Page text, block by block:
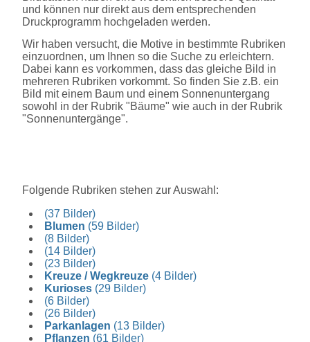
und können nur direkt aus dem entsprechenden
Druckprogramm hochgeladen werden.
Wir haben versucht, die Motive in bestimmte Rubriken
einzuordnen, um Ihnen so die Suche zu erleichtern.
Dabei kann es vorkommen, dass das gleiche Bild in
mehreren Rubriken vorkommt. So finden Sie z.B. ein
Bild mit einem Baum und einem Sonnenuntergang
sowohl in der Rubrik "Bäume" wie auch in der Rubrik
"Sonnenuntergänge".
Folgende Rubriken stehen zur Auswahl:
(37 Bilder)
Blumen (59 Bilder)
(8 Bilder)
(14 Bilder)
(23 Bilder)
Kreuze / Wegkreuze (4 Bilder)
Kurioses (29 Bilder)
(6 Bilder)
(26 Bilder)
Parkanlagen (13 Bilder)
Pflanzen (61 Bilder)